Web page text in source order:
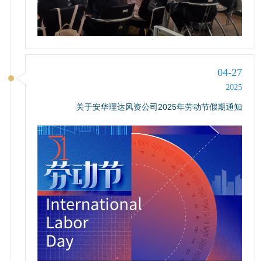
04-27
2025
关于安华理达风资公司2025年劳动节假期通知